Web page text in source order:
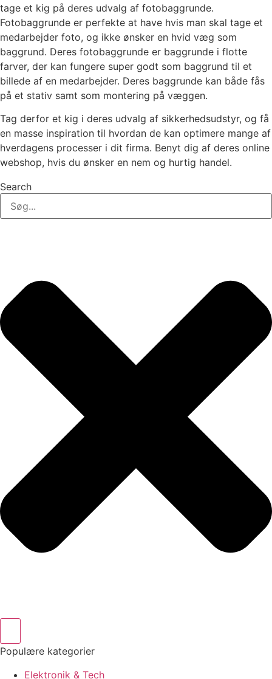
tage et kig på deres udvalg af fotobaggrunde.
Fotobaggrunde er perfekte at have hvis man skal tage et
medarbejder foto, og ikke ønsker en hvid væg som
baggrund. Deres fotobaggrunde er baggrunde i flotte
farver, der kan fungere super godt som baggrund til et
billede af en medarbejder. Deres baggrunde kan både fås
på et stativ samt som montering på væggen.
Tag derfor et kig i deres udvalg af sikkerhedsudstyr, og få
en masse inspiration til hvordan de kan optimere mange af
hverdagens processer i dit firma. Benyt dig af deres online
webshop, hvis du ønsker en nem og hurtig handel.
Search
Populære kategorier
Elektronik & Tech